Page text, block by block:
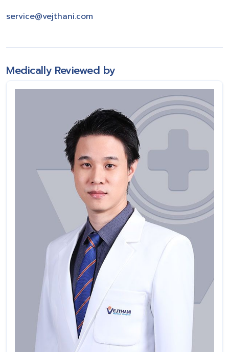
service@vejthani.com
Medically Reviewed by